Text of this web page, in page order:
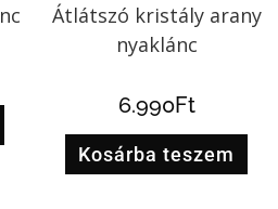
Átlátszó kristály arany
nyaklánc
6.990Ft
Kosárba teszem